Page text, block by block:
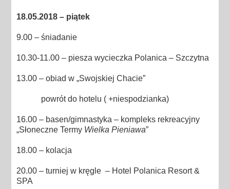
18.05.2018 – piątek
9.00 – śniadanie
10.30-11.00 – piesza wycieczka Polanica – Szczytna
13.00 – obiad w „Swojskiej Chacie”
powrót do hotelu ( +niespodzianka)
16.00 – basen/gimnastyka – kompleks rekreacyjny
„Słoneczne Termy Wielka Pieniawa”
18.00 – kolacja
20.00 – turniej w kręgle – Hotel Polanica Resort &
SPA